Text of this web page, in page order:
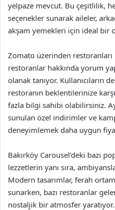
yelpaze mevcut. Bu çeşitlilik,
seçenekler sunarak aileler,
akşam yemekleri için ideal bir
Zomato üzerinden restoranları
restoranlar hakkında yorum
olanak tanıyor. Kullanıcıların
restoranın beklentilerinize
fazla bilgi sahibi olabilirsiniz.
sunulan özel indirimler ve
deneyimlemek daha uygun
Bakırköy Carousel’deki bazı
lezzetlerin yanı sıra,
Modern tasarımlar, ferah
sunarken, bazı restoranlar
nostaljik bir atmosfer